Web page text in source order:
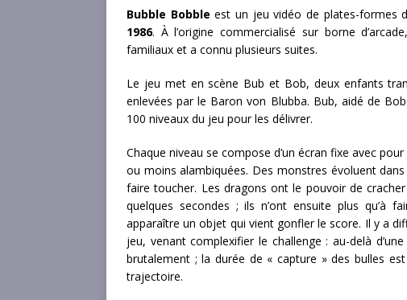
Bubble Bobble est un jeu vidéo de plates-formes
1986. À l’origine commercialisé sur borne
familiaux et a connu plusieurs suites.
Le jeu met en scène Bub et Bob, deux enfants
enlevées par le Baron von Blubba. Bub, aidé de
100 niveaux du jeu pour les délivrer.
Chaque niveau se compose d’un écran fixe avec
ou moins alambiquées. Des monstres évoluent
faire toucher. Les dragons ont le pouvoir de
quelques secondes ; ils n’ont ensuite plus qu’à
apparaître un objet qui vient gonfler le score. Il y a
jeu, venant complexifier le challenge : au-delà
brutalement ; la durée de « capture » des bulles
trajectoire.